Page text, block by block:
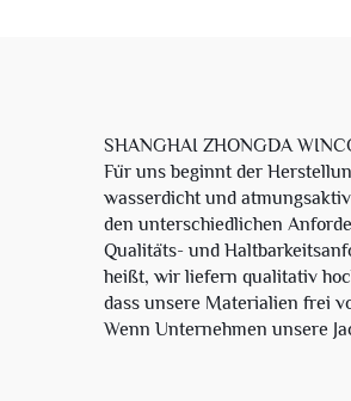
SHANGHAI ZHONGDA
Für uns beginnt der
wasserdicht und
den unterschiedlichen
Qualitäts- und
heißt, wir liefern qualitativ
dass unsere Materialien frei
Wenn Unternehmen unsere